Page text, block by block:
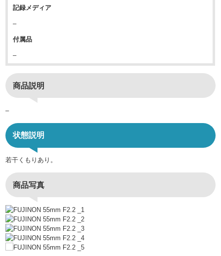
記録メディア
–
付属品
–
商品説明
–
状態説明
若干くもりあり。
商品写真